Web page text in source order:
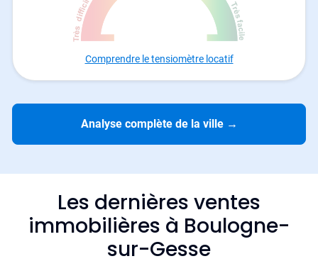
Comprendre le tensiomètre locatif
Analyse complète de la ville →
Les dernières ventes
immobilières à Boulogne-
sur-Gesse